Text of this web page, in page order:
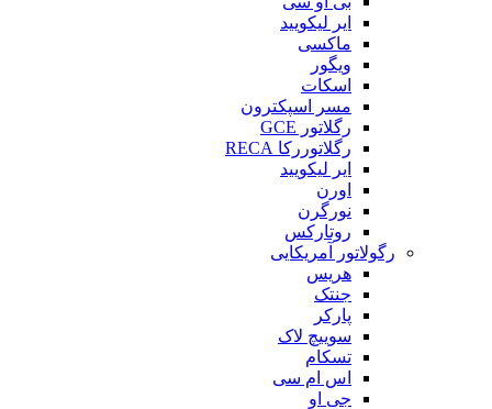
ایر لیکویید
ماکسی
ویگور
اسکات
مسر اسپکترون
رگلاتور GCE
رگلاتوررکا RECA
ایر لیکویید
اورن
نورگرن
روتارکس
رگولاتور آمریکایی
هریس
جنتک
پارکر
سوییچ لاک
تسکام
اس ام سی
جی او